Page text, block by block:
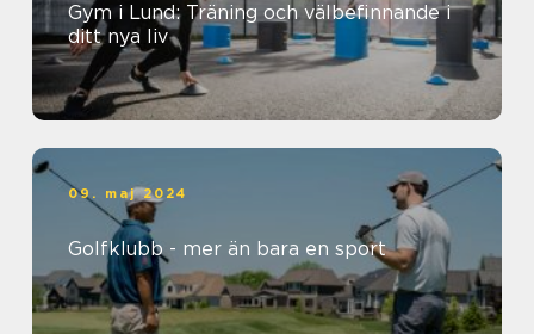
Gym i Lund: Träning och välbefinnande i
ditt nya liv
09. maj 2024
Golfklubb - mer än bara en sport